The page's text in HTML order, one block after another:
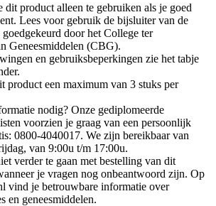
dit product alleen te gebruiken als je goed
Lees voor gebruik de bijsluiter van de
door het College ter
Geneesmiddelen (CBG).
en gebruiksbeperkingen zie het tabje
product een maximum van 3 stuks per
nodig? Onze gediplomeerde
voorzien je graag van een persoonlijk
0800-4040017. We zijn bereikbaar van
van 9:00u t/m 17:00u.
verder te gaan met bestelling van dit
je vragen nog onbeantwoord zijn. Op
vind je betrouwbare informatie over
en geneesmiddelen.